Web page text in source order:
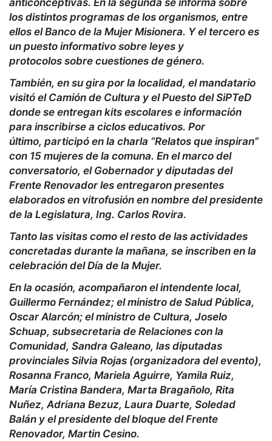
anticonceptivas. En la segunda se informa sobre
los distintos programas de los organismos, entre
ellos el Banco de la Mujer Misionera. Y el tercero es
un puesto informativo sobre leyes y
protocolos sobre cuestiones de género.
También, en su gira por la localidad, el mandatario
visitó el Camión de Cultura y el Puesto del SiPTeD
donde se entregan kits escolares e información
para inscribirse a ciclos educativos. Por
último, participó en la charla “Relatos que inspiran”
con 15 mujeres de la comuna. En el marco del
conversatorio, el Gobernador y diputadas del
Frente Renovador les entregaron presentes
elaborados en vitrofusión en nombre del presidente
de la Legislatura, Ing. Carlos Rovira.
Tanto las visitas como el resto de las actividades
concretadas durante la mañana, se inscriben en la
celebración del Día de la Mujer.
En la ocasión, acompañaron el intendente local,
Guillermo Fernández; el ministro de Salud Pública,
Oscar Alarcón; el ministro de Cultura, Joselo
Schuap, subsecretaria de Relaciones con la
Comunidad, Sandra Galeano, las diputadas
provinciales Silvia Rojas (organizadora del evento),
Rosanna Franco, Mariela Aguirre, Yamila Ruiz,
María Cristina Bandera, Marta Bragañolo, Rita
Nuñez, Adriana Bezuz, Laura Duarte, Soledad
Balán y el presidente del bloque del Frente
Renovador, Martin Cesino.